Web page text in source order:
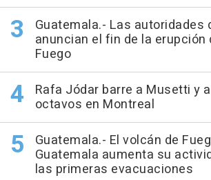
Guatemala.- Las autoridades
anuncian el fin de la erupción
Fuego
Rafa Jódar barre a Musetti y
octavos en Montreal
Guatemala.- El volcán de
Guatemala aumenta su
las primeras evacuaciones